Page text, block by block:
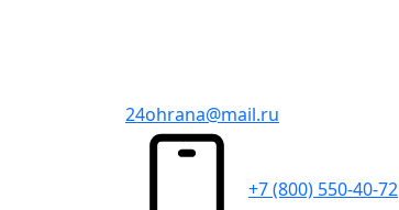
24ohrana@mail.ru
+7 (800) 550-40-72